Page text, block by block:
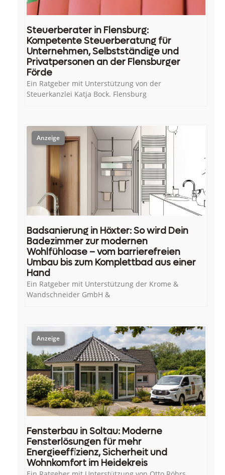
Steuerberater in Flensburg:
Kompetente Steuerberatung für
Unternehmen, Selbstständige und
Privatpersonen an der Flensburger
Förde
Ein Ratgeber mit Unterstützung von der
Steuerkanzlei Katja Bock. Flensburg
Badsanierung in Höxter: So wird Dein
Badezimmer zur modernen
Wohlfühloase – vom barrierefreien
Umbau bis zum Komplettbad aus einer
Hand
Ein Ratgeber mit Unterstützung der Krome &
Wandschneider GmbH &
Fensterbau in Soltau: Moderne
Fensterlösungen für mehr
Energieeffizienz, Sicherheit und
Wohnkomfort im Heidekreis